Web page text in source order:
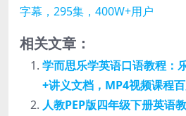
相关文章：
学而思乐学英语口语教程：
+讲义文档，MP4视频课程
人教PEP版四年级下册英语